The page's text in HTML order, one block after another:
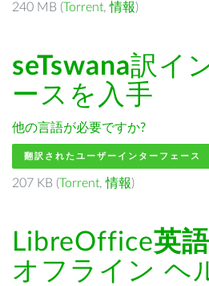
240 MB (Torrent,情報)
seTswana訳イ
ースを入手
他の言語が必要ですか?
翻訳されたユーザーインターフェース
207 KB (Torrent,情報)
LibreOffice英
オフライン ヘ